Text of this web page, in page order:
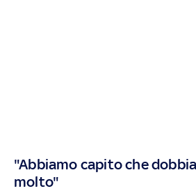
"Abbiamo capito che
molto"